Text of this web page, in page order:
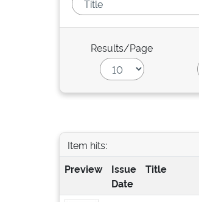
Results/Page
Item hits:
Preview
Issue
Date
Title